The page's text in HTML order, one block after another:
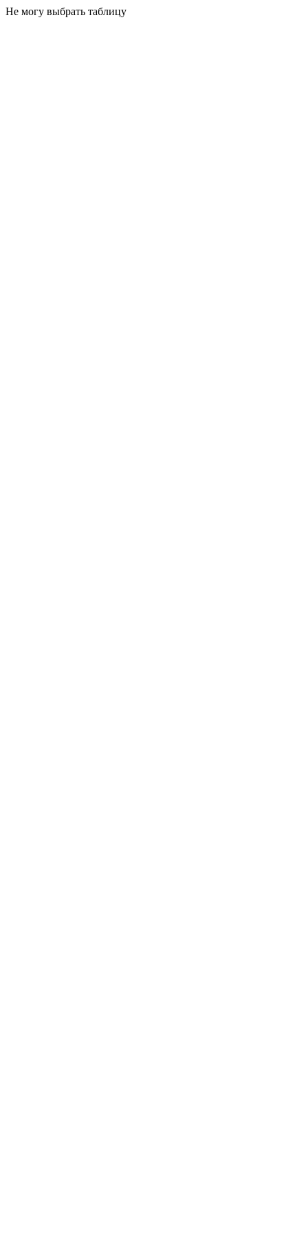
Не могу выбрать таблицу